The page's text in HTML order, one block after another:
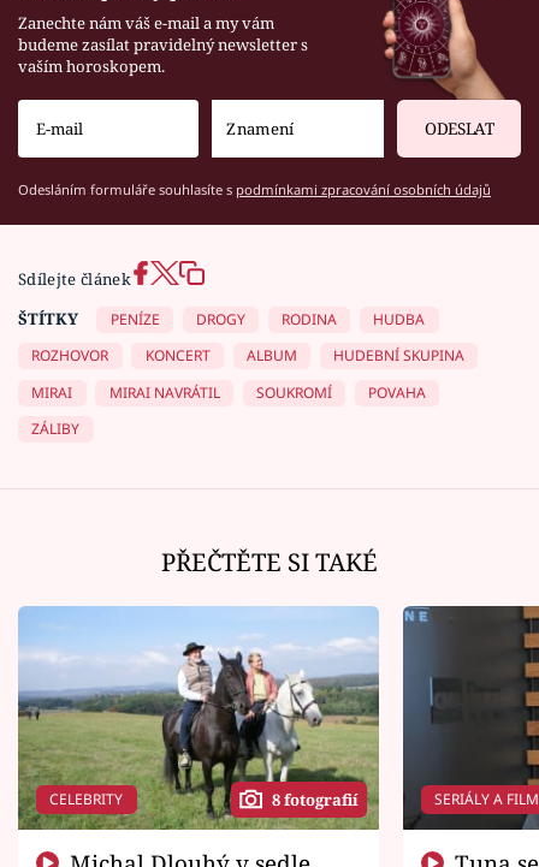
Zanechte nám váš e-mail a my vám
budeme zasílat pravidelný newsletter s
vaším horoskopem.
ODESLAT
Odesláním formuláře souhlasíte s podmínkami zpracování osobních údajů
Sdílejte článek
ŠTÍTKY
PENÍZE DROGY RODINA
HUDBA
ROZHOVOR
KONCERT ALBUM
HUDEBNÍ SKUPINA
MIRAI
MIRAI NAVRÁTIL SOUKROMÍ
POVAHA
ZÁLIBY
PŘEČTĚTE SI TAKÉ
CELEBRITY 8 fotografií SERIÁLY A